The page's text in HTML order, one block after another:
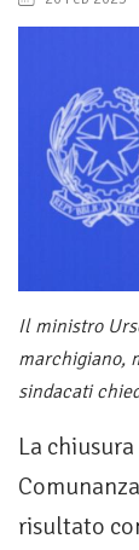
Il ministro
marchigiano,
sindacati
La
risultato